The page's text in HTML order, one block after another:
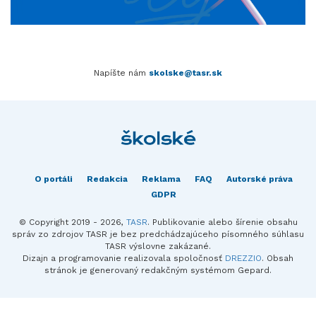
Napíšte nám skolske@tasr.sk
O portáli Redakcia Reklama FAQ
Autorské práva
GDPR
© Copyright 2019 - 2026, TASR. Publikovanie alebo šírenie obsahu
správ zo zdrojov TASR je bez predchádzajúceho písomného súhlasu
TASR výslovne zakázané.
Dizajn a programovanie realizovala spoločnosť DREZZIO. Obsah
stránok je generovaný redakčným systémom Gepard.